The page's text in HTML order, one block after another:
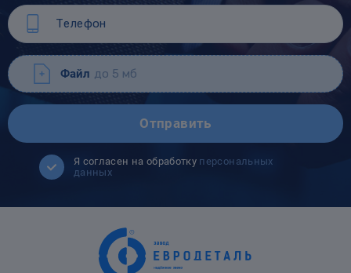
Файл до 5 мб
Отправить
Я согласен на обработку персональных
данных